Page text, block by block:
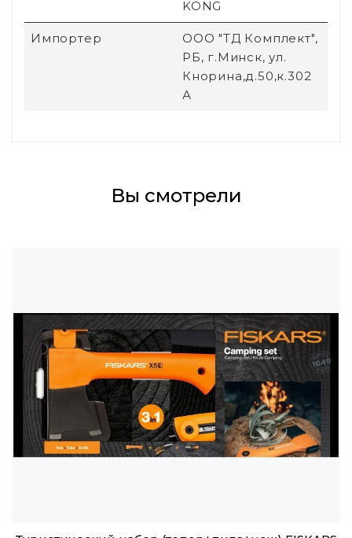
KONG
Импортер
ООО "ТД Комплект",
РБ, г.Минск, ул.
Кнорина,д.50,к.302
А
Вы смотрели